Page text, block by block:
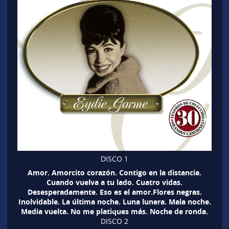
DISCO 1
Amor. Amorcito corazón. Contigo en la distancia.
Cuando vuelva a tu lado. Cuatro vidas.
Desesperadamente. Eso es el amor.Flores negras.
Inolvidable. La última noche. Luna lunera. Mala noche.
Media vuelta. No me platiques más. Noche de ronda.
DISCO 2